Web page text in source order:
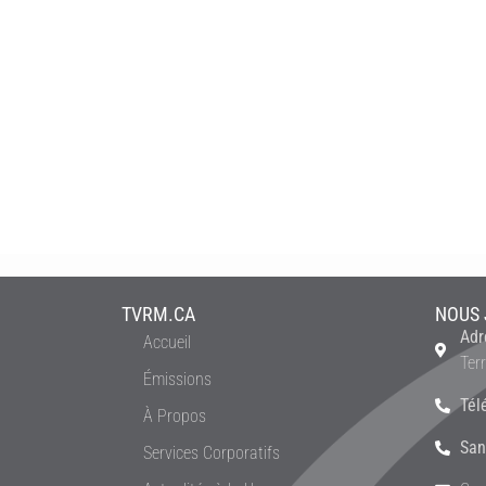
TVRM.CA
Accueil
Émissions
À Propos
Services Corporatifs
NOUS